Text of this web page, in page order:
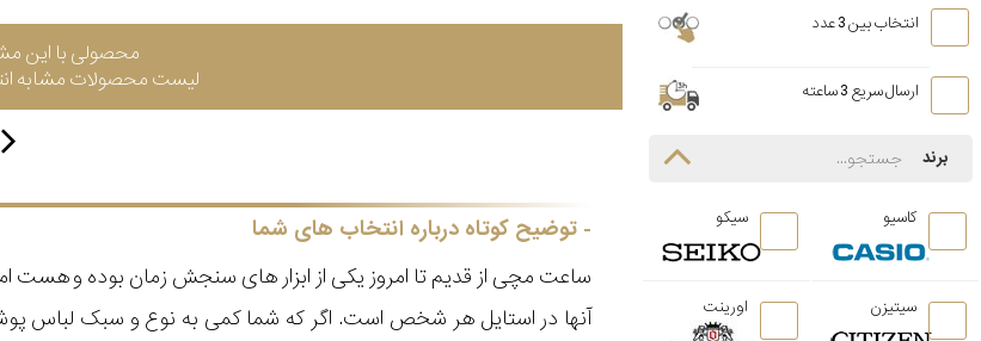
محصولی با این
لیست محصولات مشابه
توضیح کوتاه درباره انتخاب های شما
ساعت مچی از قدیم تا امروز یکی از ابزار های سنجش زمان بوده و
آنها در استایل هر شخص است. اگر که شما کمی به نوع و سبک لباس
انتخاب بین 3 عدد
ارسال سریع 3 ساعته
برند
کاسیو سیکو
سیتیزن اورینت